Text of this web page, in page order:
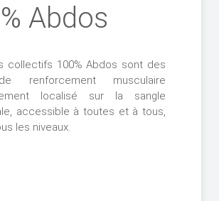
Abdos
collectifs 100% Abdos sont des
renforcement musculaire
localisé sur la sangle
accessible à toutes et à tous,
les niveaux.